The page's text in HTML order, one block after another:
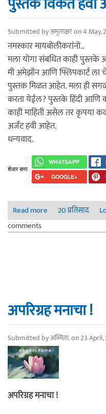
Submitted byअमृताक्षरon 4 May,
नमस्कार मायबोलीकरांनो..
मला योगा संबधित काही
मी अमेझॉन आणि फ्लिपकार्ट
पुस्तक मिळत आहेत. मला ही
करता येईल? पुस्तके हिंदी आणि
काही माहिती असेल तर कृपया
अर्जंट हवी आहेत.
धन्यवाद.
शेअर करा
WHATSAPP
GOOGLE+
Read more about पुस्तके
20 प्रतिसाद
comments
अपरिग्रह मनाचा !
Submitted byअस्मिता.on 23 April,
अपरिग्रह मनाचा !